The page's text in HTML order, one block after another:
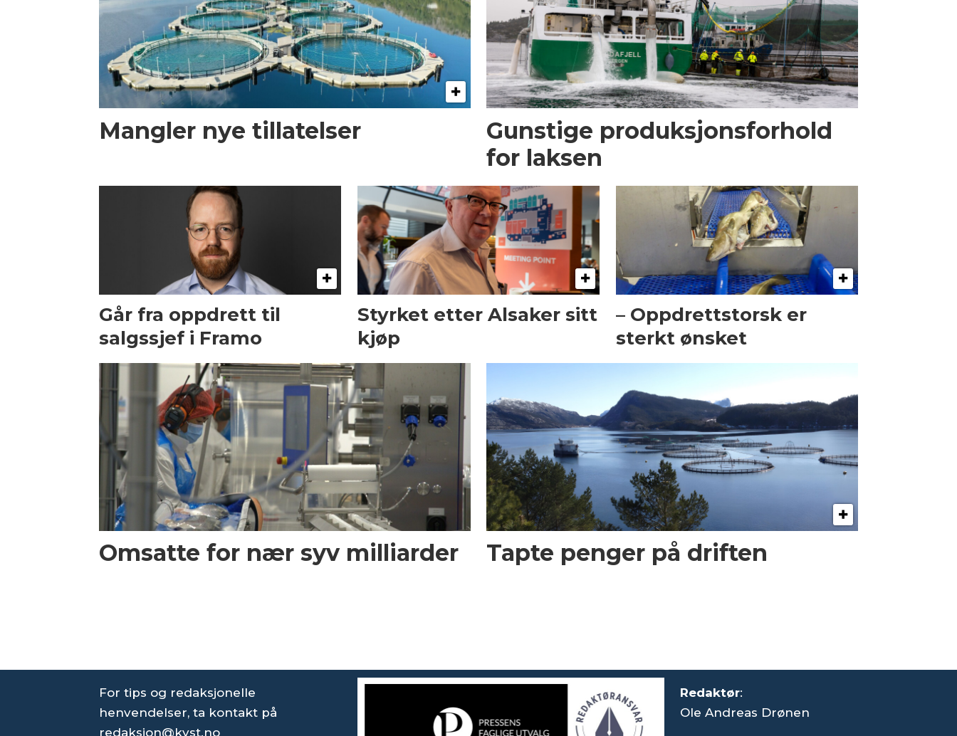
Mangler nye tillatelser
Gunstige produksjonsforhold
for laksen
Går fra oppdrett til
salgssjef i Framo
Styrket etter Alsaker sitt
kjøp
– Oppdrettstorsk er
sterkt ønsket
Omsatte for nær syv milliarder Tapte penger på driften
For tips og redaksjonelle
henvendelser, ta kontakt på
redaksjon@kyst.no
Redaktør:
Ole Andreas Drønen